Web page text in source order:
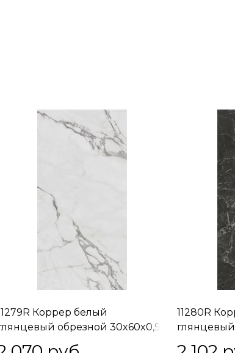
Коррер белый
обрезной 30x60x0,9
11280R